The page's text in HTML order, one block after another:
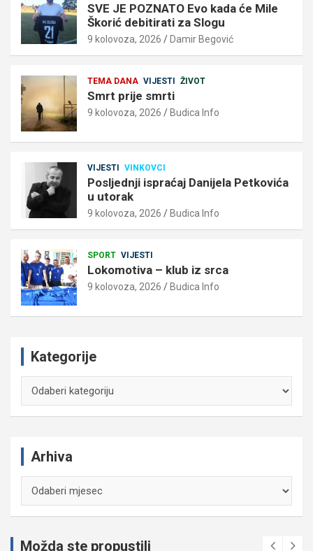
SVE JE POZNATO Evo kada će Mile
Škorić debitirati za Slogu
9 kolovoza, 2026 Damir Begović
TEMA DANA VIJESTI ŽIVOT
Smrt prije smrti
9 kolovoza, 2026 Budica Info
VIJESTI VINKOVCI
Posljednji ispraćaj Danijela Petkovića
u utorak
9 kolovoza, 2026 Budica Info
SPORT VIJESTI
Lokomotiva – klub iz srca
9 kolovoza, 2026 Budica Info
Kategorije
Arhiva
Možda ste propustili